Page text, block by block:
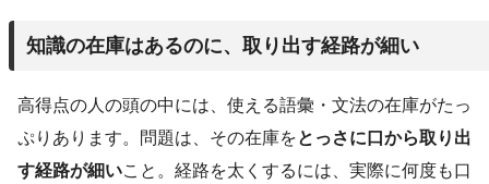
知識の在庫はあるのに、取り出す経路が細い
高得点の人の頭の中には、使える語彙・文法の在庫がたっ
ぷりあります。問題は、その在庫をとっさに口から取り出
す経路が細いこと。経路を太くするには、実際に何度も口